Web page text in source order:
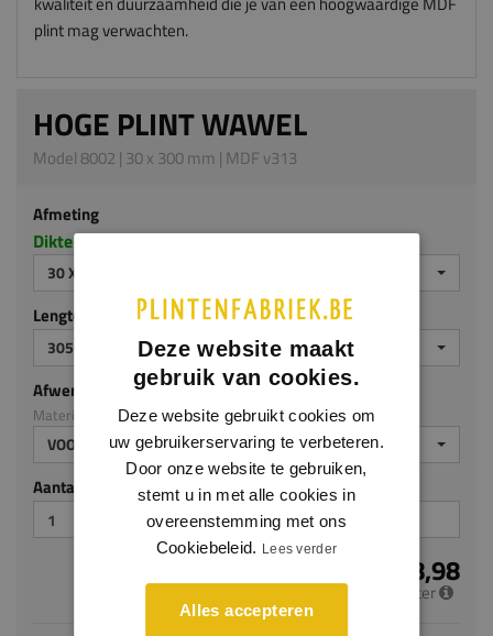
plint mag verwachten.
HOGE PLINT WAWEL
Model 8002 | 30 x 300 mm | MDF v313
Afmeting
Dikte x hoogte in millimeters
30 X 300 MM
Lengte (mm)
3050
Afwerking
Materiaal: MDF v313
VOORGELAKT
Aantal stuks
€ 28,98
per meter
Deze website maakt
gebruik van cookies.
Deze website gebruikt cookies om
uw gebruikerservaring te verbeteren.
Door onze website te gebruiken,
stemt u in met alle cookies in
overeenstemming met ons
Cookiebeleid. Lees verder
Alles accepteren